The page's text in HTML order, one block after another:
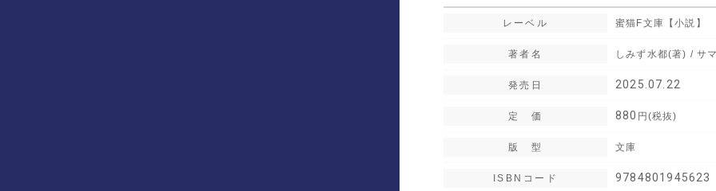
レーベル 蜜猫F文庫【小説】
著者名 しみず水都(著) / サ
発売日 2025.07.22
定 価 880 円(税抜)
版 型 文庫
ISBN 9784801945623